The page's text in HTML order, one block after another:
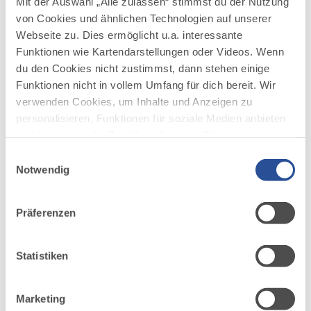
von Cookies und ähnlichen Technologien auf unserer
Webseite zu. Dies ermöglicht u.a. interessante
Funktionen wie Kartendarstellungen oder Videos. Wenn
du den Cookies nicht zustimmst, dann stehen einige
Funktionen nicht in vollem Umfang für dich bereit. Wir
verwenden Cookies, um Inhalte und Anzeigen zu
personalisieren, Funktionen für soziale Medien anbieten
deiner Verwendung unserer Website an unsere Partner
möglicherweise mit weiteren Daten zusammen, die du
Nutzung der Dienste gesammelt haben.
Notwendig
Präferenzen
Statistiken
Marketing
Veranstaltungen